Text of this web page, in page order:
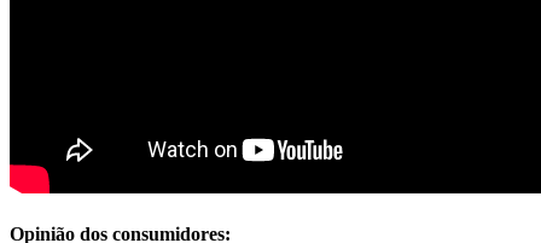
Opinião dos consumidores: